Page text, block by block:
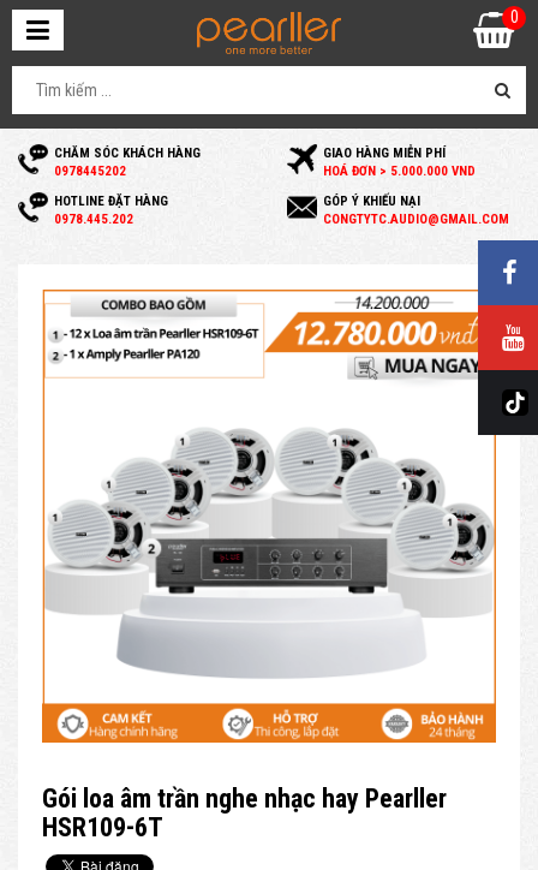
CHĂM SÓC KHÁCH HÀNG
0978445202
GIAO HÀNG MIỄN PHÍ
HOÁ ĐƠN > 5.000.000 VND
HOTLINE ĐẶT HÀNG
0978.445.202
GÓP Ý KHIẾU NẠI
CONGTYTC.AUDIO@GMAIL.COM
0
Gói loa âm trần nghe nhạc hay Pearller
HSR109-6T